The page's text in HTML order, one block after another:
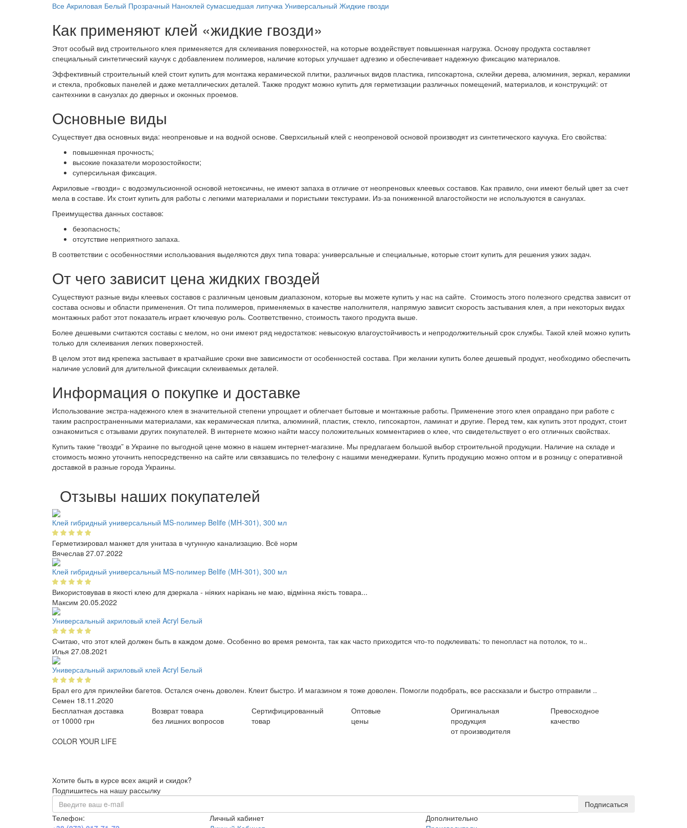
Все Акриловая Белый Прозрачный Наноклей cумасшедшая липучка Универсальный Жидкие гвозди
Как применяют клей «жидкие гвозди»
Этот особый вид строительного клея применяется для склеивания поверхностей, на которые воздействует повышенная нагрузка. Основу продукта составляет
специальный синтетический каучук с добавлением полимеров, наличие которых улучшает адгезию и обеспечивает надежную фиксацию материалов.
Эффективный строительный клей стоит купить для монтажа керамической плитки, различных видов пластика, гипсокартона, склейки дерева, алюминия, зеркал, керамики
и стекла, пробковых панелей и даже металлических деталей. Также продукт можно купить для герметизации различных помещений, материалов, и конструкций: от
сантехники в санузлах до дверных и оконных проемов.
Основные виды
Существует два основных вида: неопреновые и на водной основе. Сверхсильный клей с неопреновой основой производят из синтетического каучука. Его свойства:
повышенная прочность;
высокие показатели морозостойкости;
суперсильная фиксация.
Акриловые «гвозди» с водоэмульсионной основой нетоксичны, не имеют запаха в отличие от неопреновых клеевых составов. Как правило, они имеют белый цвет за счет
мела в составе. Их стоит купить для работы с легкими материалами и пористыми текстурами. Из-за пониженной влагостойкости не используются в санузлах.
Преимущества данных составов:
безопасность;
отсутствие неприятного запаха.
В соответствии с особенностями использования выделяются двух типа товара: универсальные и специальные, которые стоит купить для решения узких задач.
От чего зависит цена жидких гвоздей
Существуют разные виды клеевых составов с различным ценовым диапазоном, которые вы можете купить у нас на сайте. Стоимость этого полезного средства зависит от
состава основы и области применения. От типа полимеров, применяемых в качестве наполнителя, напрямую зависит скорость застывания клея, а при некоторых видах
монтажных работ этот показатель играет ключевую роль. Соответственно, стоимость такого продукта выше.
Более дешевыми считаются составы с мелом, но они имеют ряд недостатков: невысокую влагоустойчивость и непродолжительный срок службы. Такой клей можно купить
только для склеивания легких поверхностей.
В целом этот вид крепежа застывает в кратчайшие сроки вне зависимости от особенностей состава. При желании купить более дешевый продукт, необходимо обеспечить
наличие условий для длительной фиксации склеиваемых деталей.
Информация о покупке и доставке
Использование экстра-надежного клея в значительной степени упрощает и облегчает бытовые и монтажные работы. Применение этого клея оправдано при работе с
таким распространенными материалами, как керамическая плитка, алюминий, пластик, стекло, гипсокартон, ламинат и другие. Перед тем, как купить этот продукт, стоит
ознакомиться с отзывами других покупателей. В интернете можно найти массу положительных комментариев о клее, что свидетельствует о его отличных свойствах.
Купить такие “гвозди” в Украине по выгодной цене можно в нашем интернет-магазине. Мы предлагаем большой выбор строительной продукции. Наличие на складе и
стоимость можно уточнить непосредственно на сайте или связавшись по телефону с нашими менеджерами. Купить продукцию можно оптом и в розницу с оперативной
доставкой в разные города Украины.
Отзывы наших покупателей
Клей гибридный универсальный MS-полимер Belife (MH-301), 300 мл
Герметизировал манжет для унитаза в чугунную канализацию. Всё норм
Вячеслав 27.07.2022
Клей гибридный универсальный MS-полимер Belife (MH-301), 300 мл
Використовував в якості клею для дзеркала - ніяких нарікань не маю, відмінна якість товара...
Максим 20.05.2022
Универсальный акриловый клей Acryl Белый
Считаю, что этот клей должен быть в каждом доме. Особенно во время ремонта, так как часто приходится что-то подклеивать: то пенопласт на потолок, то н..
Илья 27.08.2021
Универсальный акриловый клей Acryl Белый
Брал его для приклейки багетов. Остался очень доволен. Клеит быстро. И магазином я тоже доволен. Помогли подобрать, все рассказали и быстро отправили ..
Семен 18.11.2020
Бесплатная доставка
от 10000 грн
Возврат товара
без лишних вопросов
Сертифицированный
товар
Оптовые
цены
Оригинальная
продукция
от производителя
Превосходное
качество
COLOR YOUR LIFE
Хотите быть в курсе всех акций и скидок?
Подпишитесь на нашу рассылку
Подписаться
Телефон:
Личный кабинет
Дополнительно